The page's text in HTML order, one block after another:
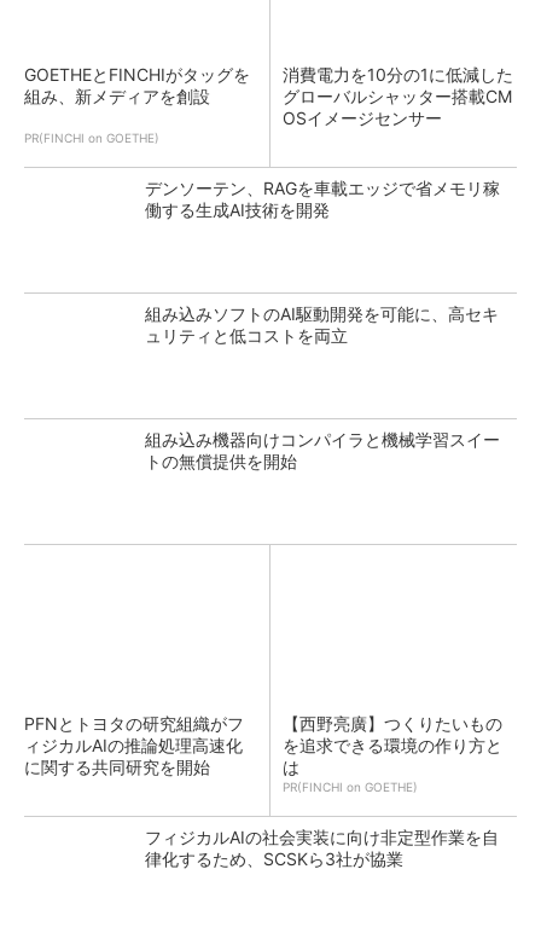
GOETHEとFINCHIがタッグを
組み、新メディアを創設
PR(FINCHI on GOETHE)
消費電力を10分の1に低減した
グローバルシャッター搭載CM
OSイメージセンサー
デンソーテン、RAGを車載エッジで省メモリ稼
働する生成AI技術を開発
組み込みソフトのAI駆動開発を可能に、高セキ
ュリティと低コストを両立
組み込み機器向けコンパイラと機械学習スイー
トの無償提供を開始
PFNとトヨタの研究組織がフ
ィジカルAIの推論処理高速化
に関する共同研究を開始
【西野亮廣】つくりたいもの
を追求できる環境の作り方と
は
PR(FINCHI on GOETHE)
フィジカルAIの社会実装に向け非定型作業を自
律化するため、SCSKら3社が協業